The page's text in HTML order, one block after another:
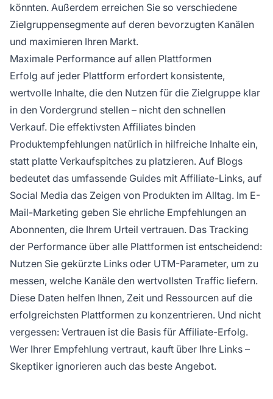
könnten. Außerdem erreichen Sie so verschiedene
Zielgruppensegmente auf deren bevorzugten Kanälen
und maximieren Ihren Markt.
Maximale Performance auf allen Plattformen
Erfolg auf jeder Plattform erfordert konsistente,
wertvolle Inhalte, die den Nutzen für die Zielgruppe klar
in den Vordergrund stellen – nicht den schnellen
Verkauf. Die effektivsten Affiliates binden
Produktempfehlungen natürlich in hilfreiche Inhalte ein,
statt platte Verkaufspitches zu platzieren. Auf Blogs
bedeutet das umfassende Guides mit Affiliate-Links, auf
Social Media das Zeigen von Produkten im Alltag. Im E-
Mail-Marketing geben Sie ehrliche Empfehlungen an
Abonnenten, die Ihrem Urteil vertrauen. Das Tracking
der Performance über alle Plattformen ist entscheidend:
Nutzen Sie gekürzte Links oder UTM-Parameter, um zu
messen, welche Kanäle den wertvollsten Traffic liefern.
Diese Daten helfen Ihnen, Zeit und Ressourcen auf die
erfolgreichsten Plattformen zu konzentrieren. Und nicht
vergessen: Vertrauen ist die Basis für Affiliate-Erfolg.
Wer Ihrer Empfehlung vertraut, kauft über Ihre Links –
Skeptiker ignorieren auch das beste Angebot.